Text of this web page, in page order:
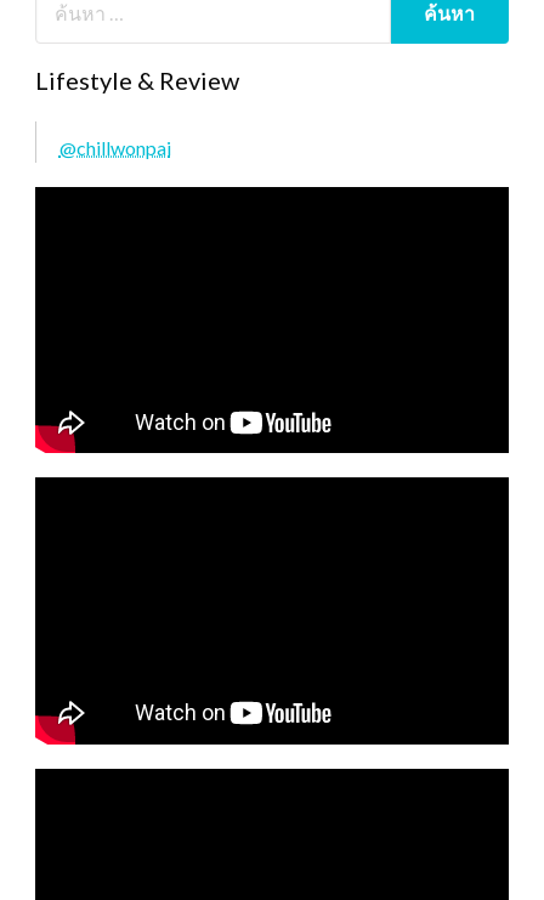
Lifestyle & Review
@chillwonpai